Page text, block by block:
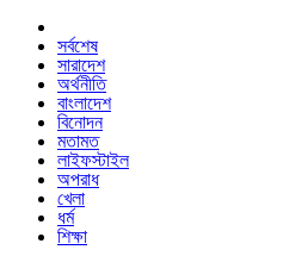
সর্বশেষ
সারাদেশ
অর্থনীতি
বাংলাদেশ
বিনোদন
মতামত
লাইফস্টাইল
অপরাধ
খেলা
ধর্ম
শিক্ষা